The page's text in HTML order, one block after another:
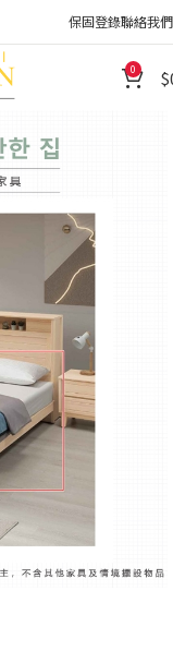
保固登錄聯絡我們
0